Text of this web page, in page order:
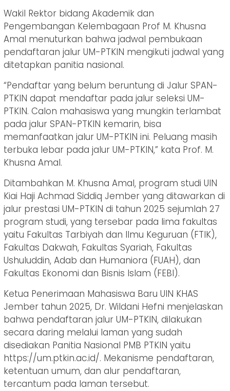
Wakil Rektor bidang Akademik dan
Pengembangan Kelembagaan Prof M. Khusna
Amal menuturkan bahwa jadwal pembukaan
pendaftaran jalur UM-PTKIN mengikuti jadwal yang
ditetapkan panitia nasional.
“Pendaftar yang belum beruntung di Jalur SPAN-
PTKIN dapat mendaftar pada jalur seleksi UM-
PTKIN. Calon mahasiswa yang mungkin terlambat
pada jalur SPAN-PTKIN kemarin, bisa
memanfaatkan jalur UM-PTKIN ini. Peluang masih
terbuka lebar pada jalur UM-PTKIN,” kata Prof. M.
Khusna Amal.
Ditambahkan M. Khusna Amal, program studi UIN
Kiai Haji Achmad Siddiq Jember yang ditawarkan di
jalur prestasi UM-PTKIN di tahun 2025 sejumlah 27
program studi, yang tersebar pada lima fakultas
yaitu Fakultas Tarbiyah dan Ilmu Keguruan (FTIK),
Fakultas Dakwah, Fakultas Syariah, Fakultas
Ushuluddin, Adab dan Humaniora (FUAH), dan
Fakultas Ekonomi dan Bisnis Islam (FEBI).
Ketua Penerimaan Mahasiswa Baru UIN KHAS
Jember tahun 2025, Dr. Wildani Hefni menjelaskan
bahwa pendaftaran jalur UM-PTKIN, dilakukan
secara daring melalui laman yang sudah
disediakan Panitia Nasional PMB PTKIN yaitu
https://um.ptkin.ac.id/. Mekanisme pendaftaran,
ketentuan umum, dan alur pendaftaran,
tercantum pada laman tersebut.